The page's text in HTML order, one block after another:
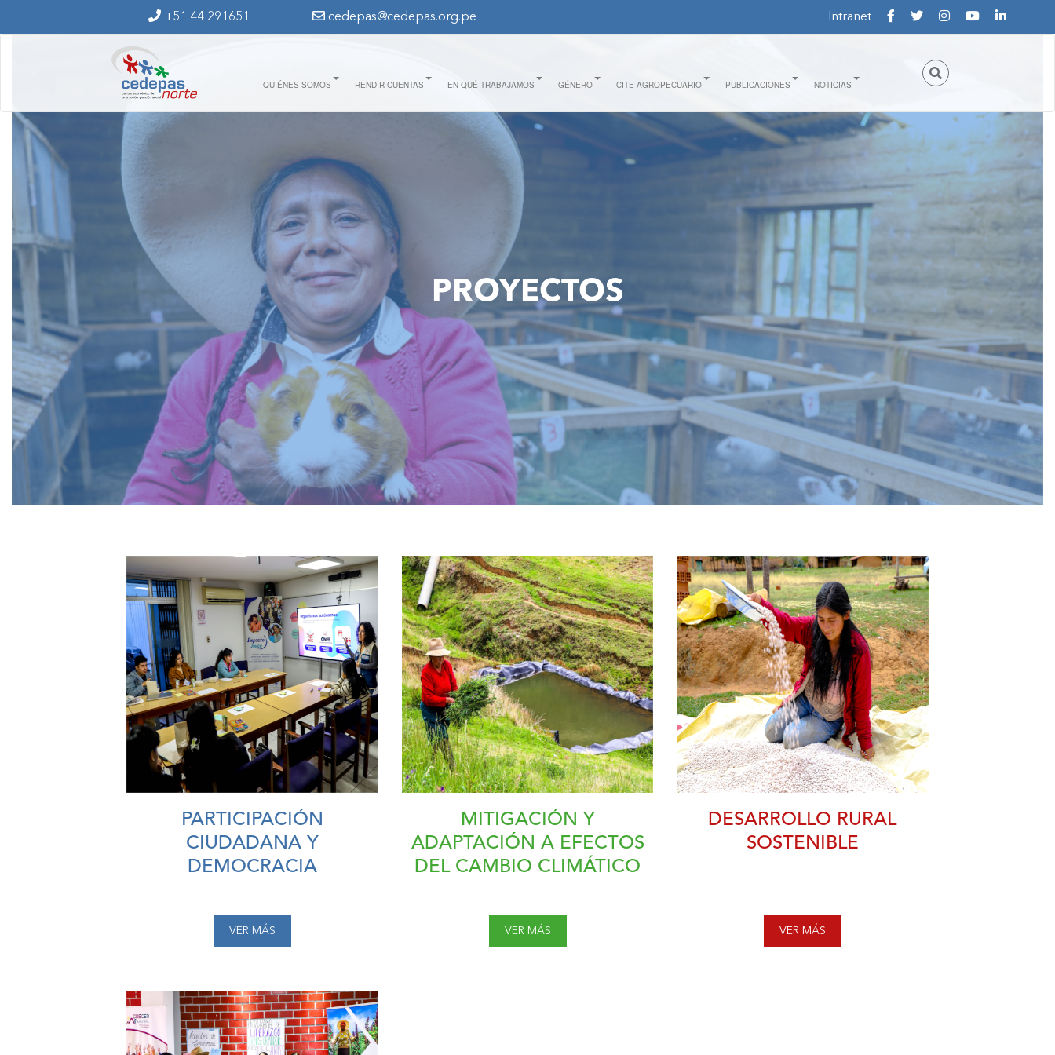
+51 44 291651 cedepas@cedepas.org.pe Intranet
QUIÉNES SOMOS RENDIR CUENTAS EN QUÉ TRABAJAMOS GÉNERO CITE AGROPECUARIO PUBLICACIONES NOTICIAS
PROYECTOS
PARTICIPACIÓN
CIUDADANA Y
DEMOCRACIA
VER MÁS
MITIGACIÓN Y
ADAPTACIÓN A EFECTOS
DEL CAMBIO CLIMÁTICO
VER MÁS
DESARROLLO RURAL
SOSTENIBLE
VER MÁS